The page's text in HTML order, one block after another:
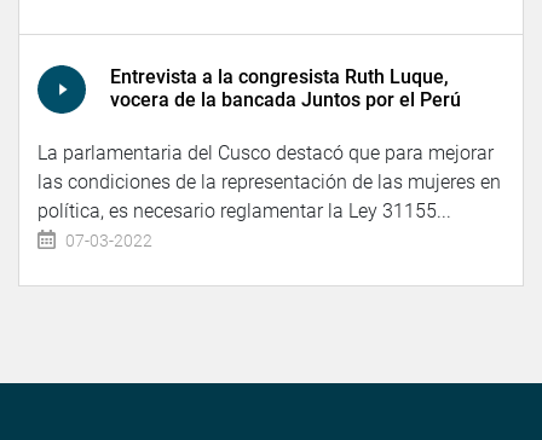
Entrevista a la congresista Ruth Luque,
vocera de la bancada Juntos por el Perú
La parlamentaria del Cusco destacó que para mejorar
las condiciones de la representación de las mujeres en
política, es necesario reglamentar la Ley 31155...
07-03-2022